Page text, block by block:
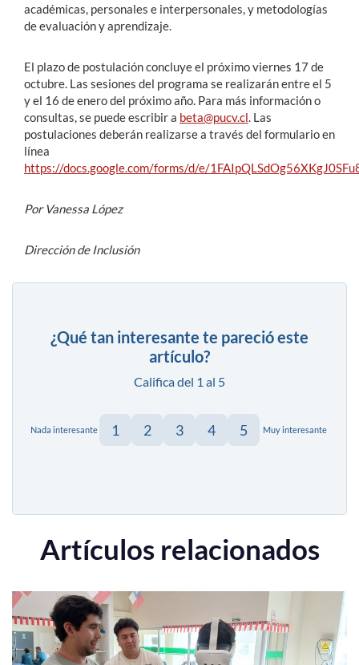
académicas, personales e interpersonales, y metodologías
de evaluación y aprendizaje.
El plazo de postulación concluye el próximo viernes 17 de
octubre. Las sesiones del programa se realizarán entre el 5
y el 16 de enero del próximo año. Para más información o
consultas, se puede escribir a beta@pucv.cl . Las
postulaciones deberán realizarse a través del formulario en
línea
https://docs.google.com/forms/d/e/
Por Vanessa López
Dirección de Inclusión
¿Qué tan interesante te pareció este
artículo?
Califica del 1 al 5
Nada interesante 1 2 3 4 5 Muy interesante
Artículos relacionados